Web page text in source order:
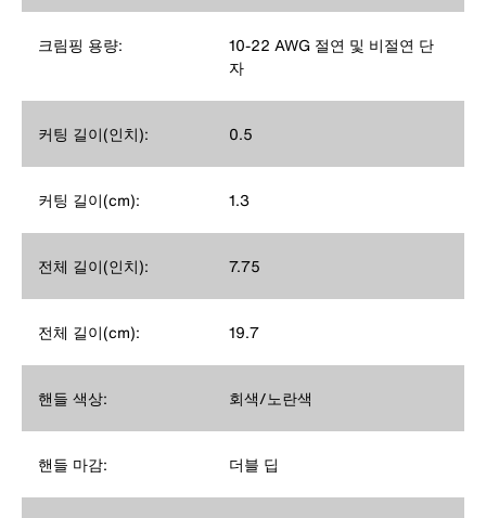
크림핑 용량:
10-22 AWG 절연 및 비절연 단
자
커팅 길이(인치): 0.5
커팅 길이(cm): 1.3
전체 길이(인치): 7.75
전체 길이(cm): 19.7
핸들 색상: 회색/노란색
핸들 마감: 더블 딥